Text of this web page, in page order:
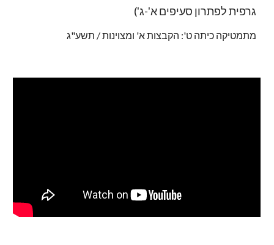
גרפית לפתרון סעיפים א'-ג')
מתמטיקה כיתה ט': הקבצות א' ומצוינות / תשע"ג